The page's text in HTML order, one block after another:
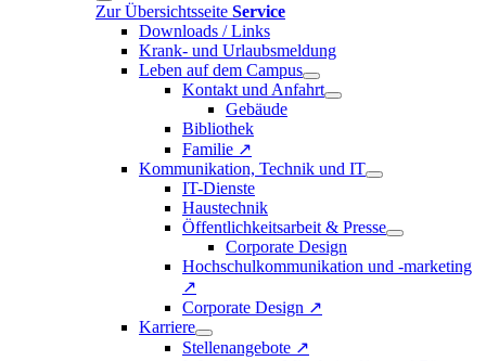
Zur Übersichtsseite Service
Downloads / Links
Krank- und Urlaubsmeldung
Leben auf dem Campus
Kontakt und Anfahrt
Gebäude
Bibliothek
Familie ↗
Kommunikation, Technik und IT
IT-Dienste
Haustechnik
Öffentlichkeitsarbeit & Presse
Corporate Design
Hochschulkommunikation und -marketing
↗
Corporate Design ↗
Karriere
Stellenangebote ↗